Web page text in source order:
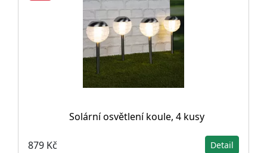
Solární osvětlení koule, 4 kusy
879 Kč Detail